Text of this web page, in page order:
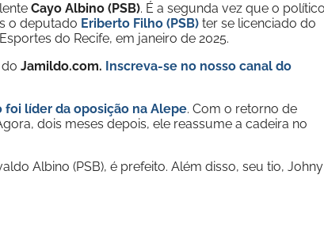
Cayo Albino (PSB). É a segunda vez que o
o deputado Eriberto Filho (PSB) ter se licenciado do
do Recife, em janeiro de 2025.
Jamildo.com. Inscreva-se no nosso canal do
foi líder da oposição na Alepe. Com o retorno de
dois meses depois, ele reassume a cadeira no
Albino (PSB), é prefeito. Além disso, seu tio, Johny